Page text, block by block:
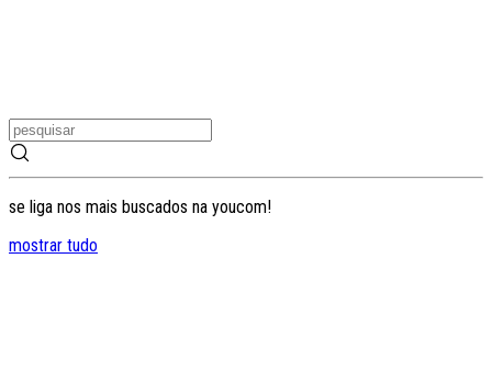
se liga nos mais buscados na youcom!
mostrar tudo